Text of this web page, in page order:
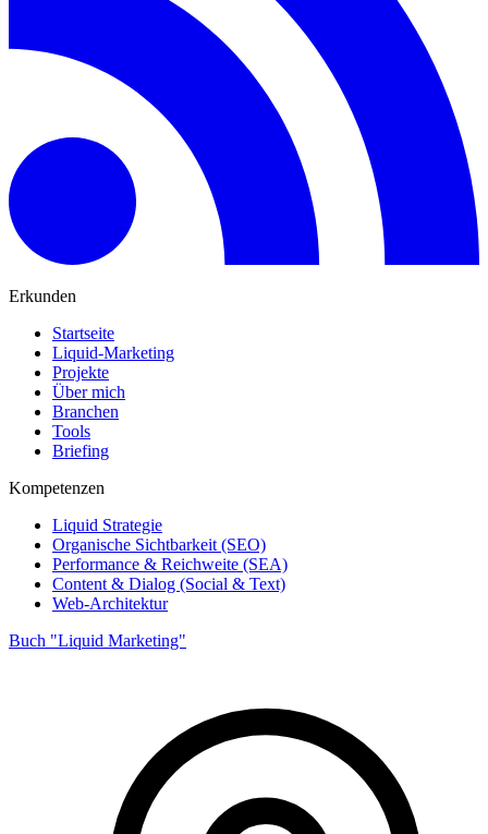
Erkunden
Startseite
Liquid-Marketing
Projekte
Über mich
Branchen
Tools
Briefing
Kompetenzen
Liquid Strategie
Organische Sichtbarkeit (SEO)
Performance & Reichweite (SEA)
Content & Dialog (Social & Text)
Web-Architektur
Buch "Liquid Marketing"